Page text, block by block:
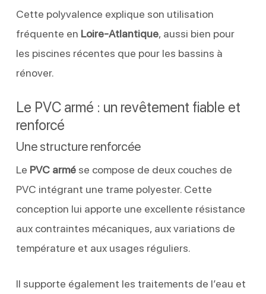
Cette polyvalence explique son utilisation
fréquente en Loire-Atlantique, aussi bien pour
les piscines récentes que pour les bassins à
rénover.
Le PVC armé : un revêtement fiable et
renforcé
Une structure renforcée
Le PVC armése compose de deux couches de
PVC intégrant une trame polyester. Cette
conception lui apporte une excellente résistance
aux contraintes mécaniques, aux variations de
température et aux usages réguliers.
Il supporte également les traitements de l’eau et